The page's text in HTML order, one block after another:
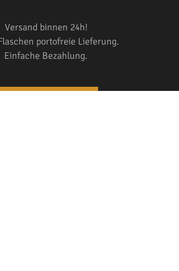
Versand binnen 24h!
portofreie Lieferung.
Einfache Bezahlung.